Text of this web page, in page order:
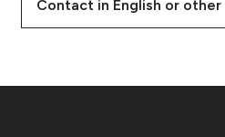
Contact in English or other